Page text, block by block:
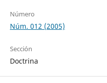
Número
Núm. 012 (2005)
Sección
Doctrina